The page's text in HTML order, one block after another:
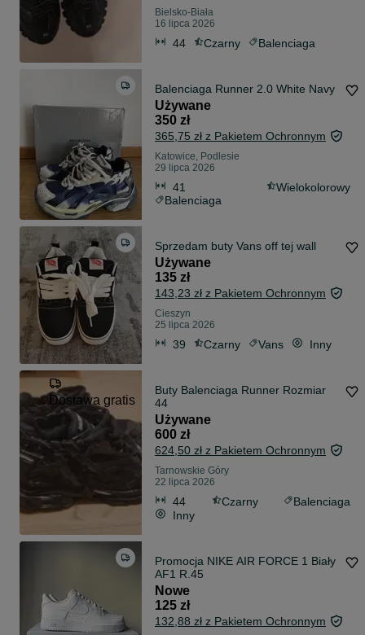
Bielsko-Biała
16 lipca 2026
44 Czarny Balenciaga
Balenciaga Runner 2.0 White Navy
Używane
350 zł
365,75 zł z Pakietem Ochronnym
Katowice, Podlesie
29 lipca 2026
41
Wielokolorowy
Balenciaga
Sprzedam buty Vans off tej wall
Używane
135 zł
143,23 zł z Pakietem Ochronnym
Cieszyn
25 lipca 2026
39 Czarny Vans Inny
Dostawa gratis
Buty Balenciaga Runner Rozmiar
44
Używane
600 zł
624,50 zł z Pakietem Ochronnym
Tarnowskie Góry
22 lipca 2026
44 Czarny
Balenciaga
Inny
Promocja NIKE AIR FORCE 1 Biały
AF1 R.45
Nowe
125 zł
132,88 zł z Pakietem Ochronnym